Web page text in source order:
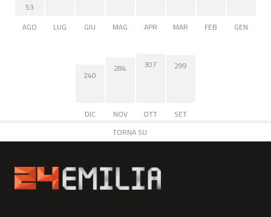
53
AGO
LUG GIU MAG APR MAR FEB GEN
240
DIC
284
NOV
307
OTT
299
SET
TORNA SU